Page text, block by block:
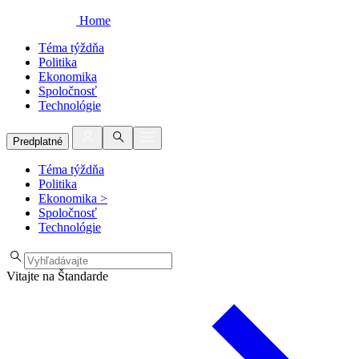
Home
Téma týždňa
Politika
Ekonomika
Spoločnosť
Technológie
Predplatné
Téma týždňa
Politika
Ekonomika >
Spoločnosť
Technológie
Vitajte na Štandarde